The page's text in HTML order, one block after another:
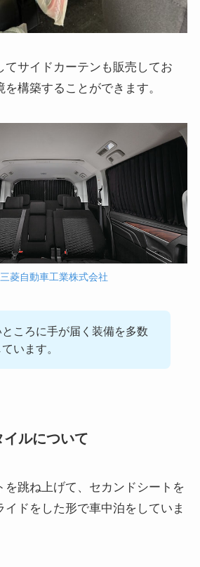
てサイドカーテンも販売してお
構築することができます。
三菱自動車工業株式会社
ころに手が届く装備を多数
います。
ルについて
を跳ね上げて、セカンドシートを
イドをした形で車中泊をしていま